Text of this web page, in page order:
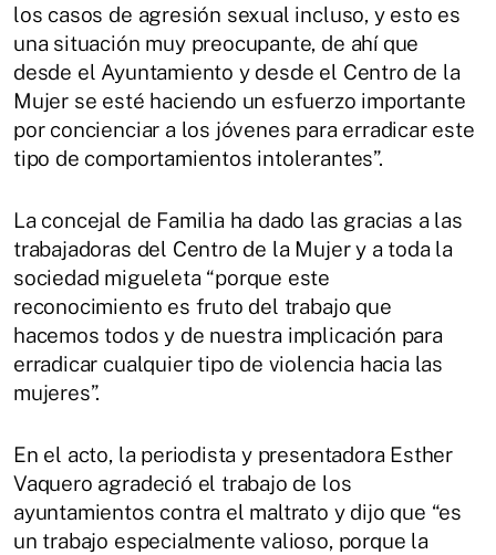
los casos de agresión sexual incluso, y esto es
una situación muy preocupante, de ahí que
desde el Ayuntamiento y desde el Centro de la
Mujer se esté haciendo un esfuerzo importante
por concienciar a los jóvenes para erradicar este
tipo de comportamientos intolerantes”.
La concejal de Familia ha dado las gracias a las
trabajadoras del Centro de la Mujer y a toda la
sociedad migueleta “porque este
reconocimiento es fruto del trabajo que
hacemos todos y de nuestra implicación para
erradicar cualquier tipo de violencia hacia las
mujeres”.
En el acto, la periodista y presentadora Esther
Vaquero agradeció el trabajo de los
ayuntamientos contra el maltrato y dijo que “es
un trabajo especialmente valioso, porque la